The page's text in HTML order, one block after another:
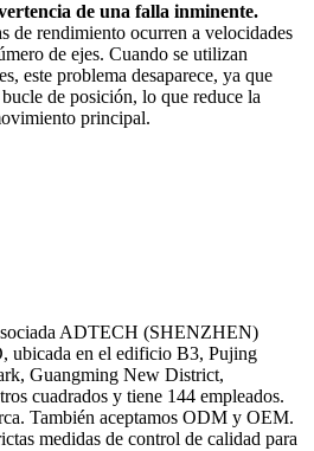
de una falla inminente.
de rendimiento ocurren a velocidades
de ejes. Cuando se utilizan
este problema desaparece, ya que
de posición, lo que reduce la
principal.
ADTECH (SHENZHEN)
en el edificio B3, Pujing
Guangming New District,
cuadrados y tiene 144 empleados.
También aceptamos ODM y OEM.
medidas de control de calidad para